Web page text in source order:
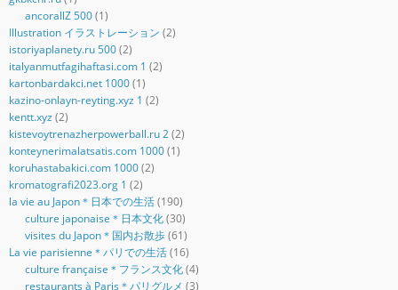
ancorallZ 500(1)
Illustration イラストレーション (2)
istoriyaplanety.ru 500(2)
italyanmutfagihaftasi.com 1 (2)
kartonbardakci.net 1000(1)
kazino-onlayn-reyting.xyz 1 (2)
kentt.xyz (2)
kistevoytrenazherpowerball.ru 2(2)
konteynerimalatsatis.com 1000(1)
koruhastabakici.com 1000(2)
kromatografi2023.org 1 (2)
la vie au Japon＊日本での生活(190)
culture japonaise＊日本文化(30)
visites du Japon＊国内お散歩(61)
La vie parisienne＊パリでの生活(16)
culture française＊フランス文化(4)
restaurants à Paris＊パリグルメ (3)